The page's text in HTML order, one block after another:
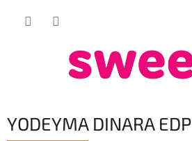
YODEYMA DINARA EDP